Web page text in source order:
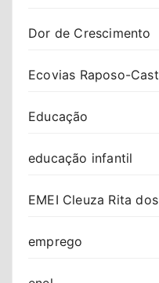
Dor de Crescimento
Ecovias Raposo-
Educação
educação infantil
EMEI Cleuza Rita
emprego